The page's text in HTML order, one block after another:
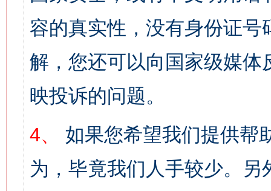
容的真实性，没有身份证
解，您还可以向国家级媒
映投诉的问题。
4、
如果您希望我们提供帮
为，毕竟我们人手较少。